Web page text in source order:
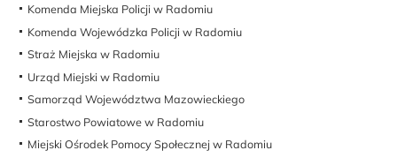
Komenda Miejska Policji w Radomiu
Komenda Wojewódzka Policji w Radomiu
Straż Miejska w Radomiu
Urząd Miejski w Radomiu
Samorząd Województwa Mazowieckiego
Starostwo Powiatowe w Radomiu
Miejski Ośrodek Pomocy Społecznej w Radomiu